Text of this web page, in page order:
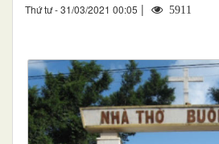
Thứ tư - 31/03/2021 00:05 | 5911